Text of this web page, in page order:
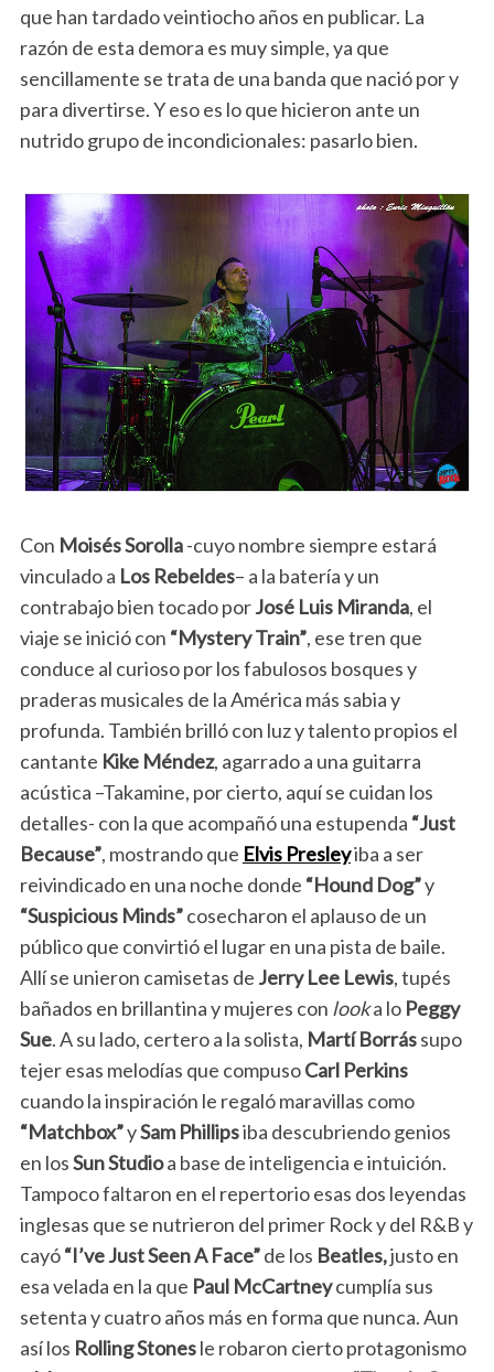
que han tardado veintiocho años en publicar. La
razón de esta demora es muy simple, ya que
sencillamente se trata de una banda que nació por y
para divertirse. Y eso es lo que hicieron ante un
nutrido grupo de incondicionales: pasarlo bien.
Con Moisés Sorolla-cuyo nombre siempre estará
vinculado a Los Rebeldes– a la batería y un
contrabajo bien tocado porJosé Luis Miranda, el
viaje se inició con “Mystery Train”, ese tren que
conduce al curioso por los fabulosos bosques y
praderas musicales de la América más sabia y
profunda. También brilló con luz y talento propios el
cantante Kike Méndez, agarrado a una guitarra
acústica –Takamine, por cierto, aquí se cuidan los
detalles- con la que acompañó una estupenda “Just
Because”, mostrando que Elvis Presleyiba a ser
reivindicado en una noche donde “Hound Dog”y
“Suspicious Minds”cosecharon el aplauso de un
público que convirtió el lugar en una pista de baile.
Allí se unieron camisetas de Jerry Lee Lewis, tupés
bañados en brillantina y mujeres con looka lo Peggy
Sue. A su lado, certero a la solista, Martí Borrássupo
tejer esas melodías que compusoCarl Perkins
cuando la inspiración le regaló maravillas como
“Matchbox”ySam Phillipsiba descubriendo genios
en losSun Studioa base de inteligencia e intuición.
Tampoco faltaron en el repertorio esas dos leyendas
inglesas que se nutrieron del primer Rock y del R&B y
cayó“I’ve Just Seen A Face”de los Beatles,justo en
esa velada en la que Paul McCartneycumplía sus
setenta y cuatro años más en forma que nunca. Aun
así los Rolling Stonesle robaron cierto protagonismo